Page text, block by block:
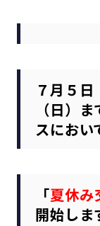
７月５
（日）
スにおい
「夏休み
開始しま